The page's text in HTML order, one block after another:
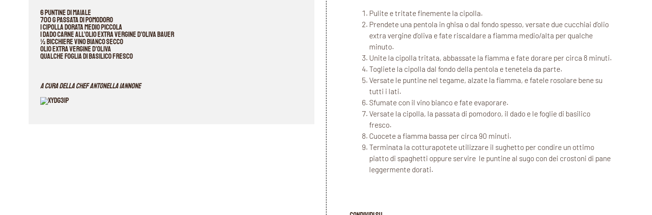
6 puntine di maiale
700 g passata di pomodoro
1 cipolla dorata medio piccola
1 dado carne all’olio extra vergine d’oliva Bauer
½ bicchiere vino bianco secco
olio extra vergine d’oliva
qualche foglia di basilico fresco
A cura della chef Antonella Iannone
Pulite e tritate finemente la cipolla.
Prendete una pentola in ghisa o dal fondo spesso, versate due cucchiai d’olio
extra vergine d’oliva e fate riscaldare a fiamma medio/alta per qualche
minuto.
Unite la cipolla tritata, abbassate la fiamma e fate dorare per circa 8 minuti.
Togliete la cipolla dal fondo della pentola e tenetela da parte.
Versate le puntine nel tegame, alzate la fiamma, e fatele rosolare bene su
tutti i lati.
Sfumate con il vino bianco e fate evaporare.
Versate la cipolla, la passata di pomodoro, il dado e le foglie di basilico
fresco.
Cuocete a fiamma bassa per circa 90 minuti.
Terminata la cotturapotete utilizzare il sughetto per condire un ottimo
piatto di spaghetti oppure servire le puntine al sugo con dei crostoni di pane
leggermente dorati.